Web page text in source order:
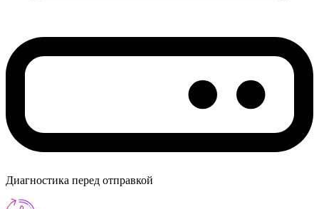
Диагностика перед отправкой